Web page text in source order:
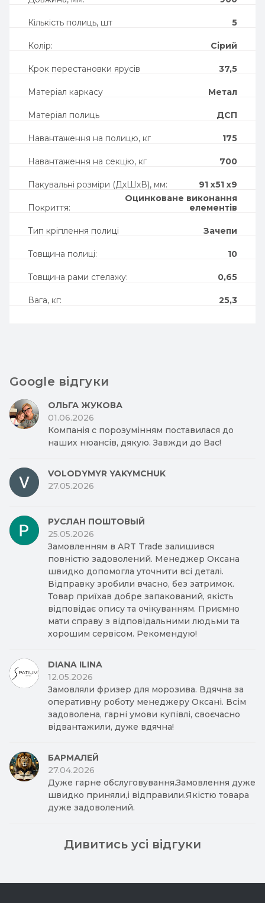
Кількість полиць, шт 5
Колір: Сірий
Крок перестановки ярусів 37,5
Матеріал каркасу Метал
Матеріал полиць ДСП
Навантаження на полицю, кг 175
Навантаження на секцію, кг 700
Пакувальні розміри (ДхШхВ), мм: 91 х51 х9
Покриття:
Оцинковане виконання
елементів
Тип кріплення полиці Зачепи
Товщина полиці: 10
Товщина рами стелажу: 0,65
Вага, кг: 25,3
Google відгуки
ОЛЬГА ЖУКОВА
01.06.2026
Компанія с порозумінням поставилася до
наших нюансів, дякую. Завжди до Вас!
VOLODYMYR YAKYMCHUK
27.05.2026
РУСЛАН ПОШТОВЫЙ
25.05.2026
Замовленням в ART Trade залишився
повністю задоволений. Менеджер Оксана
швидко допомогла уточнити всі деталі.
Відправку зробили вчасно, без затримок.
Товар приїхав добре запакований, якість
відповідає опису та очікуванням. Приємно
мати справу з відповідальними людьми та
хорошим сервісом. Рекомендую!
DIANA ILINA
12.05.2026
Замовляли фризер для морозива. Вдячна за
оперативну роботу менеджеру Оксані. Всім
задоволена, гарні умови купівлі, своєчасно
відвантажили, дуже вдячна!
БАРМАЛЕЙ
27.04.2026
Дуже гарне обслуговування.Замовлення дуже
швидко приняли,і відправили.Якістю товара
дуже задоволений.
Дивитись усі відгуки